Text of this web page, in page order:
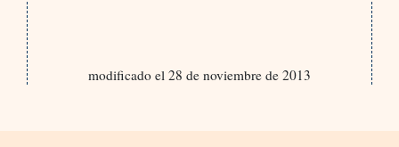
modificado el 28 de noviembre de 2013